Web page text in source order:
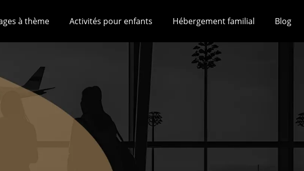
à thème Activités pour enfants Hébergement familial Blog